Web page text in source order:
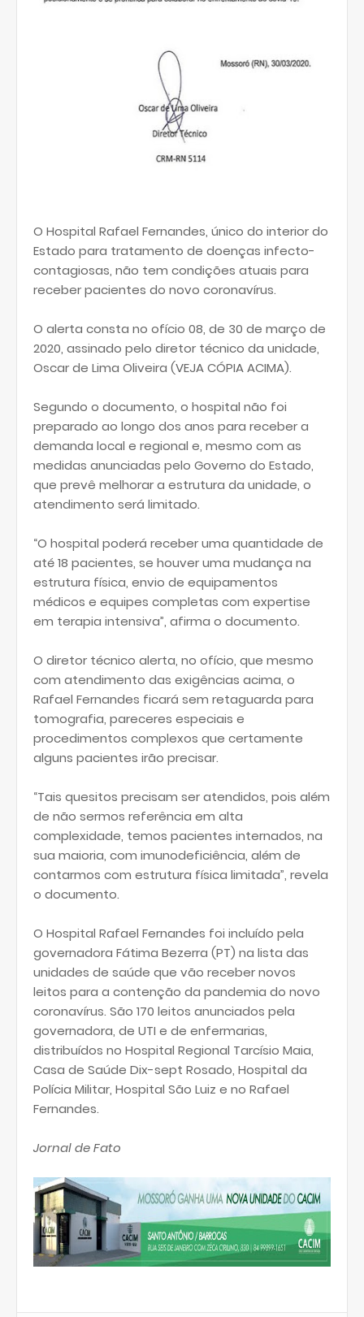
O Hospital Rafael Fernandes, único do interior do
Estado para tratamento de doenças infecto-
contagiosas, não tem condições atuais para
receber pacientes do novo coronavírus.
O alerta consta no ofício 08, de 30 de março de
2020, assinado pelo diretor técnico da unidade,
Oscar de Lima Oliveira (VEJA CÓPIA ACIMA).
Segundo o documento, o hospital não foi
preparado ao longo dos anos para receber a
demanda local e regional e, mesmo com as
medidas anunciadas pelo Governo do Estado,
que prevê melhorar a estrutura da unidade, o
atendimento será limitado.
“O hospital poderá receber uma quantidade de
até 18 pacientes, se houver uma mudança na
estrutura física, envio de equipamentos
médicos e equipes completas com expertise
em terapia intensiva”, afirma o documento.
O diretor técnico alerta, no ofício, que mesmo
com atendimento das exigências acima, o
Rafael Fernandes ficará sem retaguarda para
tomografia, pareceres especiais e
procedimentos complexos que certamente
alguns pacientes irão precisar.
“Tais quesitos precisam ser atendidos, pois além
de não sermos referência em alta
complexidade, temos pacientes internados, na
sua maioria, com imunodeficiência, além de
contarmos com estrutura física limitada”, revela
o documento.
O Hospital Rafael Fernandes foi incluído pela
governadora Fátima Bezerra (PT) na lista das
unidades de saúde que vão receber novos
leitos para a contenção da pandemia do novo
coronavírus. São 170 leitos anunciados pela
governadora, de UTI e de enfermarias,
distribuídos no Hospital Regional Tarcísio Maia,
Casa de Saúde Dix-sept Rosado, Hospital da
Polícia Militar, Hospital São Luiz e no Rafael
Fernandes.
Jornal de Fato